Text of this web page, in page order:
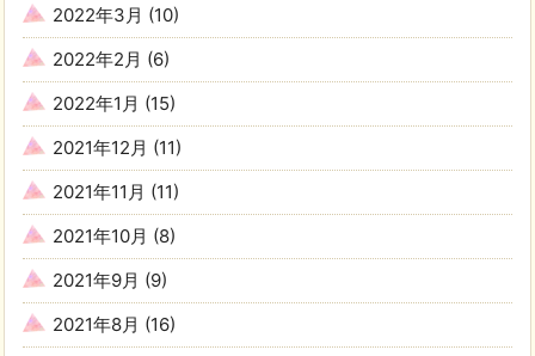
2022年3月 (10)
2022年2月 (6)
2022年1月 (15)
2021年12月 (11)
2021年11月 (11)
2021年10月 (8)
2021年9月 (9)
2021年8月 (16)